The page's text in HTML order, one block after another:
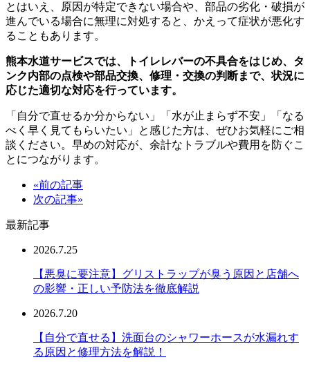
とはいえ、原因が特定できない場合や、部品の劣化・破損が
進んでいる場合に無理に対処すると、かえって症状が悪化す
ることもあります。
熊本水道サービスでは、トイレレバーの不具合をはじめ、タ
ンク内部の点検や部品交換、修理・交換の判断まで、状況に
応じた適切な対応を行っています。
「自分で直せるか分からない」「水が止まらず不安」「なる
べく早く見てもらいたい」と感じた方は、ぜひお気軽にご相
談ください。早めの対応が、余計なトラブルや費用を防ぐこ
とにつながります。
«前の記事
次の記事»
最新記事
2026.7.25
【悪臭に要注意】グリストラップが臭う原因と店舗へ
の影響・正しい予防法を徹底解説
2026.7.20
【自分で直せる】洗面台のシャワーホースが水漏れす
る原因と修理方法を解説！